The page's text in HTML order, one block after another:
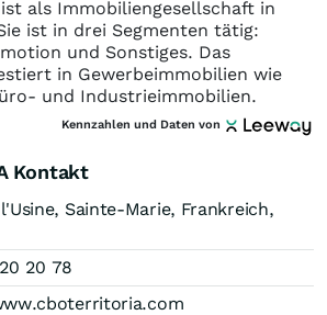
als Immobiliengesellschaft in
ist in drei Segmenten tätig:
und Sonstiges. Das
in Gewerbeimmobilien wie
und Industrieimmobilien.
Kennzahlen und Daten von
Kontakt
Sainte-Marie, Frankreich,
20 78